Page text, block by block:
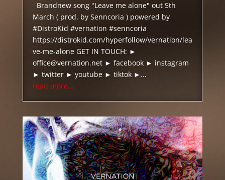
Brandnew song "Leave me alone" out 5th
March ( prod. by Senncoria ) powered by
#DistroKid #vernation #senncoria
https://distrokid.com/hyperfollow/vernation/lea
ve-me-alone GET IN TOUCH: ►
office@vernation.net ► facebook ► instagram
► twitter ► youtube ► tiktok ►...
read more...